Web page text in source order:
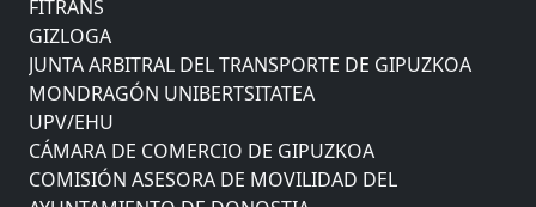
GIZLOGA
JUNTA ARBITRAL DEL TRANSPORTE DE GIPUZKOA
MONDRAGÓN UNIBERTSITATEA
UPV/EHU
CÁMARA DE COMERCIO DE GIPUZKOA
COMISIÓN ASESORA DE MOVILIDAD DEL